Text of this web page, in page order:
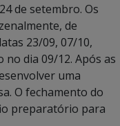
de setembro. Os
de
23/09, 07/10,
no dia 09/12. Após as
uma
O fechamento do
preparatório para